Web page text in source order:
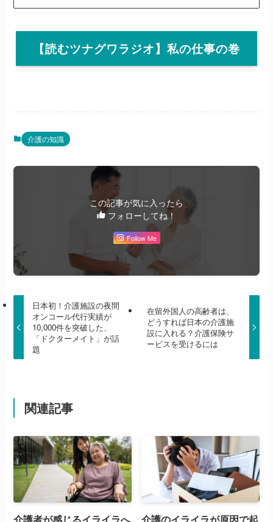
【読むツナグワラジオ】私の仕事の巻
介護の知識
この記事が気に入ったら
フォローしてね！
Follow Me
日本初！介護施設の夜間
オンコール代行実績が
10,000件を突破した、
「ドクターメイト」が話
題
在留外国人の高齢者は、
どうすれば日本の介護施
設に入れる？介護保険サ
ービスを受けるには
関連記事